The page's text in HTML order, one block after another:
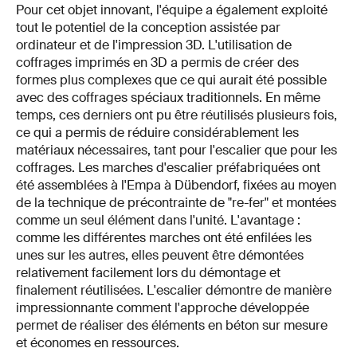
Pour cet objet innovant, l'équipe a également exploité
tout le potentiel de la conception assistée par
ordinateur et de l'impression 3D. L'utilisation de
coffrages imprimés en 3D a permis de créer des
formes plus complexes que ce qui aurait été possible
avec des coffrages spéciaux traditionnels. En même
temps, ces derniers ont pu être réutilisés plusieurs fois,
ce qui a permis de réduire considérablement les
matériaux nécessaires, tant pour l'escalier que pour les
coffrages. Les marches d'escalier préfabriquées ont
été assemblées à l'Empa à Dübendorf, fixées au moyen
de la technique de précontrainte de "re-fer" et montées
comme un seul élément dans l'unité. L'avantage :
comme les différentes marches ont été enfilées les
unes sur les autres, elles peuvent être démontées
relativement facilement lors du démontage et
finalement réutilisées. L'escalier démontre de manière
impressionnante comment l'approche développée
permet de réaliser des éléments en béton sur mesure
et économes en ressources.